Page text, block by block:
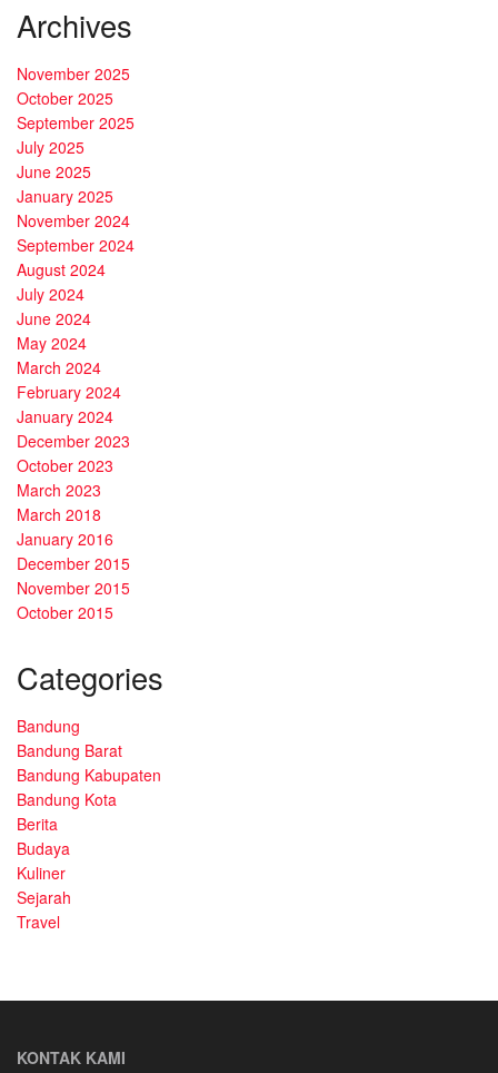
Archives
November 2025
October 2025
September 2025
July 2025
June 2025
January 2025
November 2024
September 2024
August 2024
July 2024
June 2024
May 2024
March 2024
February 2024
January 2024
December 2023
October 2023
March 2023
March 2018
January 2016
December 2015
November 2015
October 2015
Categories
Bandung
Bandung Barat
Bandung Kabupaten
Bandung Kota
Berita
Budaya
Kuliner
Sejarah
Travel
KONTAK KAMI